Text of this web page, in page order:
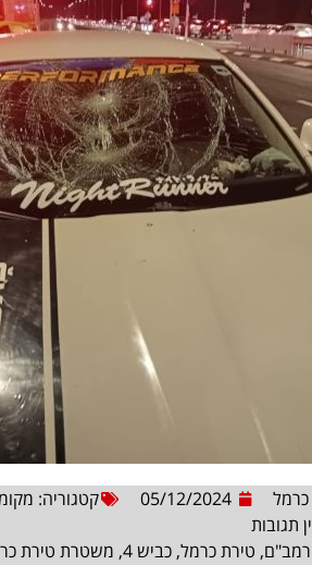
כרמל 05/12/2024 קטגוריה:
תגובות
רמב"ם, טירת כרמל, כביש 4 , משטרת טירת